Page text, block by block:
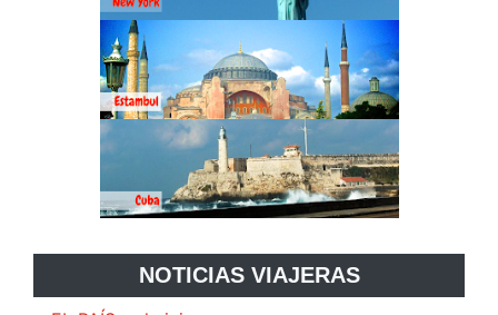
NOTICIAS VIAJERAS